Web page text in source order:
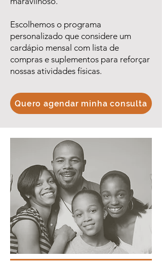
Escolhemos o programa
personalizado que considere um
cardápio mensal com lista de
compras e suplementos para reforçar
nossas atividades físicas.
Quero agendar minha consulta